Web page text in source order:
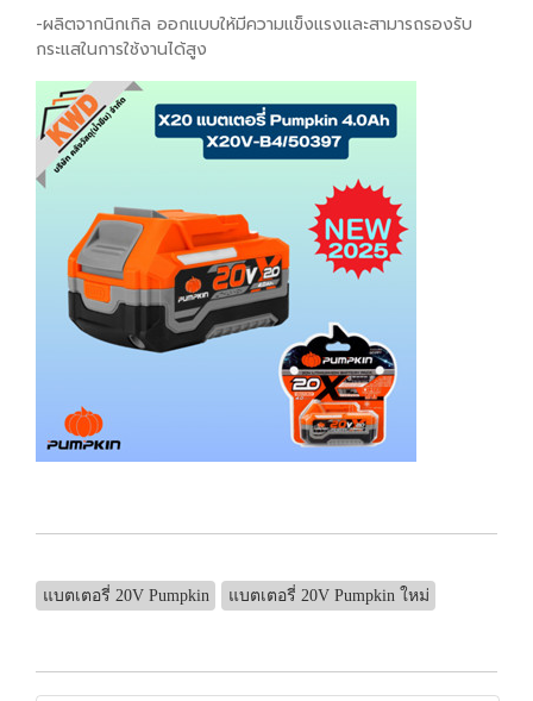
-ผลิตจากนิกเกิล ออกแบบให้มีความแข็งแรงและสามารถรองรับ
กระแสในการใช้งานได้สูง
แบตเตอรี่ 20V Pumpkin แบตเตอรี่ 20V Pumpkin ใหม่